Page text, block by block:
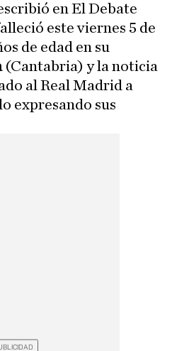
en El Debate
este viernes 5 de
de edad en su
(Cantabria) y la noticia
al Real Madrid a
expresando sus